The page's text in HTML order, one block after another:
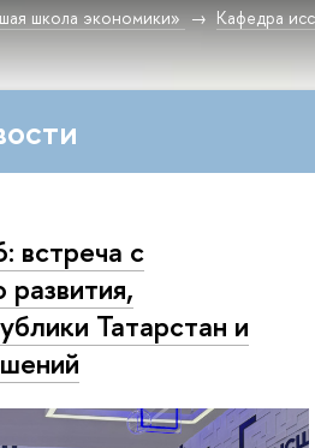
школа экономики»
Кафедра
с
Татарстан и